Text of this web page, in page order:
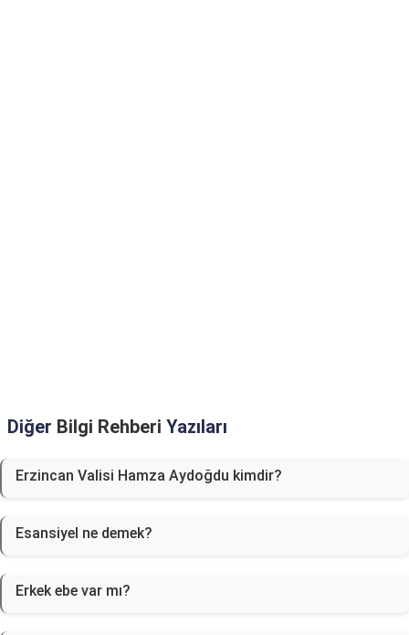
Diğer Bilgi Rehberi Yazıları
Erzincan Valisi Hamza Aydoğdu kimdir?
Esansiyel ne demek?
Erkek ebe var mı?